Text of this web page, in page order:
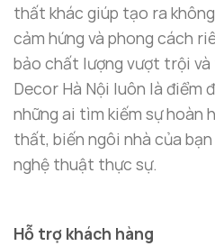
thất khác giúp tạo ra
cảm hứng và phong cách
bảo chất lượng vượt trội
Decor Hà Nội luôn là điểm
những ai tìm kiếm sự hoàn
thất, biến ngôi nhà của
nghệ thuật thực sự.
Hỗ trợ khách hàng